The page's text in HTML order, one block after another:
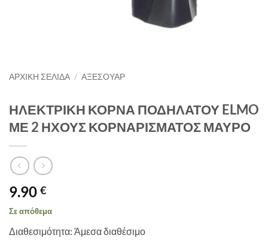
ΑΡΧΙΚΉ ΣΕΛΊΔΑ / ΑΞΕΣΟΥΑΡ
ΗΛΕΚΤΡΙΚΗ ΚΟΡΝΑ ΠΟΔΗΛΑΤΟΥ ELMO
ΜΕ 2 ΗΧΟΥΣ ΚΟΡΝΑΡΙΣΜΑΤΟΣ ΜΑΥΡΟ
9.90 €
Σε απόθεμα
Διαθεσιμότητα: Άμεσα διαθέσιμο